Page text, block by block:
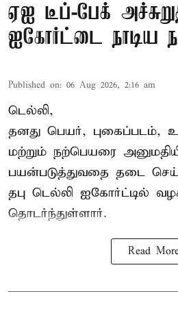
ஏஐ டீப்-பேக்
ஐகோர்ட்டை நாடிய
Published on: 06 Aug 2026, 2:16 am
டெல்லி,
தனது பெயர், புகைப்படம்,
மற்றும் நற்பெயரை
பயன்படுத்துவதை தடை
தபு டெல்லி ஐகோர்ட்டில்
தொடர்ந்துள்ளார்.
Read